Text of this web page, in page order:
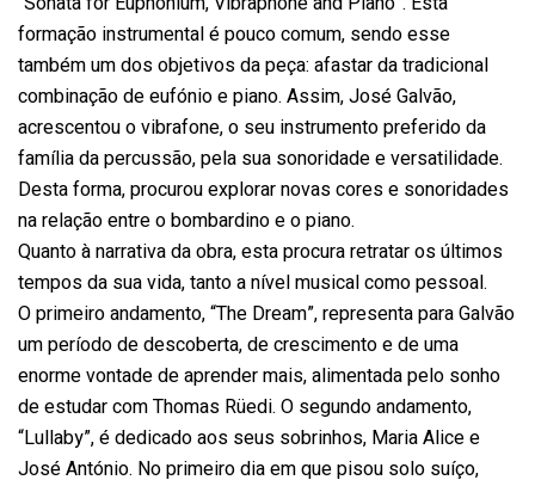
formação instrumental é pouco comum, sendo esse
também um dos objetivos da peça: afastar da tradicional
combinação de eufónio e piano. Assim, José Galvão,
acrescentou o vibrafone, o seu instrumento preferido da
família da percussão, pela sua sonoridade e versatilidade.
Desta forma, procurou explorar novas cores e sonoridades
na relação entre o bombardino e o piano.
Quanto à narrativa da obra, esta procura retratar os últimos
tempos da sua vida, tanto a nível musical como pessoal.
O primeiro andamento, “The Dream”, representa para Galvão
um período de descoberta, de crescimento e de uma
enorme vontade de aprender mais, alimentada pelo sonho
de estudar com Thomas Rüedi. O segundo andamento,
“Lullaby”, é dedicado aos seus sobrinhos, Maria Alice e
José António. No primeiro dia em que pisou solo suíço,